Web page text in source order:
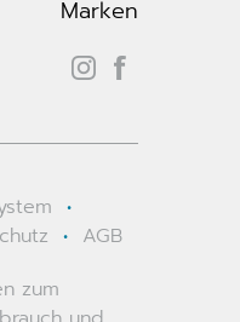
Marken
•
• AGB
zum